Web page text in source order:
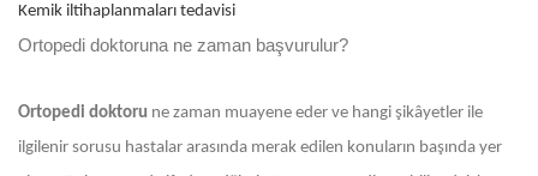
Kemik iltihaplanmaları tedavisi
Ortopedi doktoruna ne zaman başvurulur?
Ortopedi doktoru ne zaman muayene eder ve hangi şikâyetler ile
ilgilenir sorusu hastalar arasında merak edilen konuların başında yer